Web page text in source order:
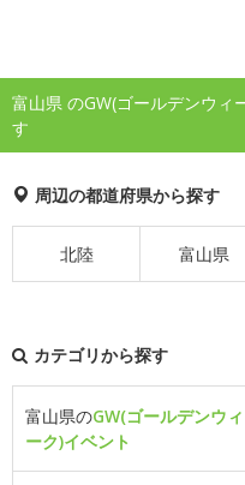
富山県 のGW(ゴールデンウィ
す
周辺の都道府県から探す
北陸 富山県
カテゴリから探す
富山県のGW(ゴールデンウィ
ーク)イベント